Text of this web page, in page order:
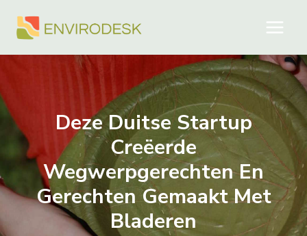
naar
Deze Duitse Startup
Creëerde
Wegwerpgerechten En
Gerechten Gemaakt Met
Bladeren